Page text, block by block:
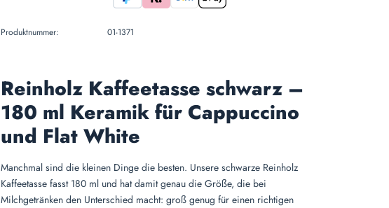
Produktnummer: 01-1371
Reinholz Kaffeetasse schwarz –
180 ml Keramik für Cappuccino
und Flat White
Manchmal sind die kleinen Dinge die besten. Unsere schwarze Reinholz
Kaffeetasse fasst 180 ml und hat damit genau die Größe, die bei
Milchgetränken den Unterschied macht: groß genug für einen richtigen